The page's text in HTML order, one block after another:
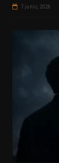
7 junio, 2026